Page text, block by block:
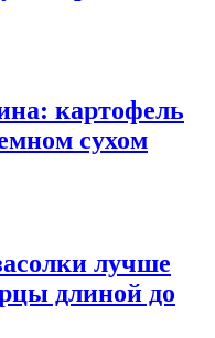
картофель
сухом
лучше
длиной до